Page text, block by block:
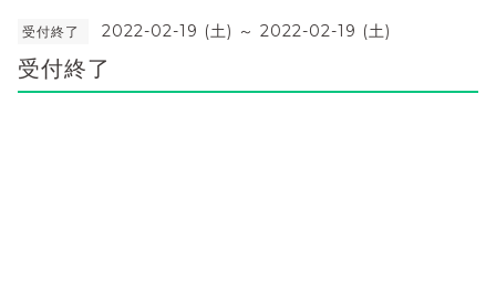
受付終了 2022-02-19 (土) ～ 2022-02-19 (土)
受付終了